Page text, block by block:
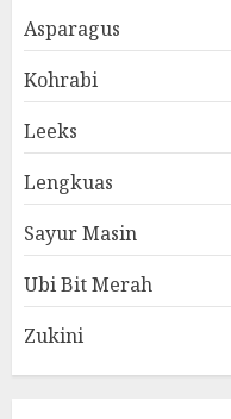
Asparagus
Kohrabi
Leeks
Lengkuas
Sayur Masin
Ubi Bit Merah
Zukini